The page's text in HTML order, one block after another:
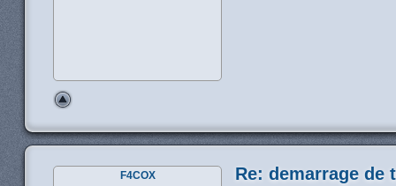
Re: demarrage de
F4COX